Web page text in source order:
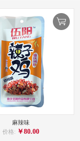
麻辣味
价格: ￥80.00